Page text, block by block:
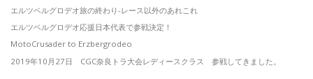
エルツベルグロデオ旅の終わり-レース以外のあれこれ
エルツベルグロデオ応援日本代表で参戦決定！
MotoCrusader to Erzbergrodeo
2019年10月27日 CGC奈良トラ大会レディースクラス 参戦してきました。